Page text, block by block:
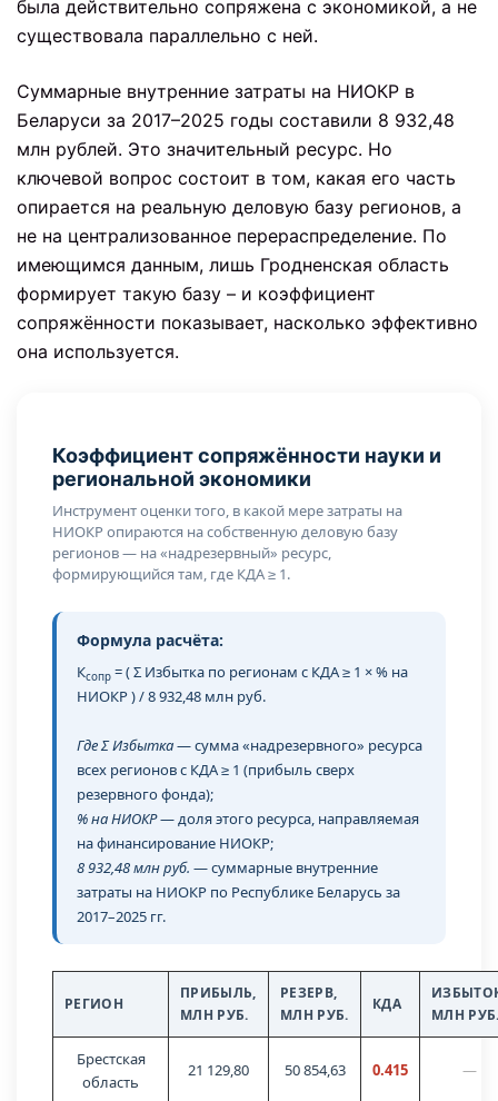
была действительно сопряжена с экономикой, а не
существовала параллельно с ней.
Суммарные внутренние затраты на НИОКР в
Беларуси за 2017–2025 годы составили 8 932,48
млн рублей. Это значительный ресурс. Но
ключевой вопрос состоит в том, какая его часть
опирается на реальную деловую базу регионов, а
не на централизованное перераспределение. По
имеющимся данным, лишь Гродненская область
формирует такую базу – и коэффициент
сопряжённости показывает, насколько эффективно
она используется.
Коэффициент сопряжённости науки и
региональной экономики
Инструмент оценки того, в какой мере затраты на
НИОКР опираются на собственную деловую базу
регионов — на «надрезервный» ресурс,
формирующийся там, где КДА ≥ 1.
Формула расчёта:
Ксопр = ( Σ Избытка по регионам с КДА ≥ 1 × % на
НИОКР ) / 8 932,48 млн руб.
Где Σ Избытка— сумма «надрезервного» ресурса
всех регионов с КДА ≥ 1 (прибыль сверх
резервного фонда);
% на НИОКР— доля этого ресурса, направляемая
на финансирование НИОКР;
8 932,48 млн руб. — суммарные внутренние
затраты на НИОКР по Республике Беларусь за
2017–2025 гг.
РЕГИОН
ПРИБЫЛЬ,
МЛН РУБ.
РЕЗЕРВ,
МЛН РУБ.
КДА
МЛН
Брестская
область
21 129,80 50 854,63 0.415 —